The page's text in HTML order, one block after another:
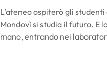
L’ateneo ospiterò gli
Mondovì si studia il futuro. E
mano, entrando nei